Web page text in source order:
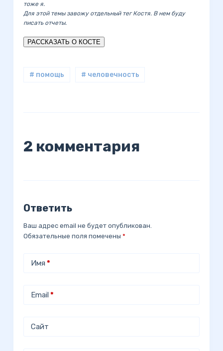
тоже я.
Для этой темы завожу отдельный тег Костя. В нем буду
писать отчеты.
# помощь # человечность
2 комментария
Ответить
Ваш адрес email не будет опубликован.
Обязательные поля помечены *
Имя *
Email *
Сайт